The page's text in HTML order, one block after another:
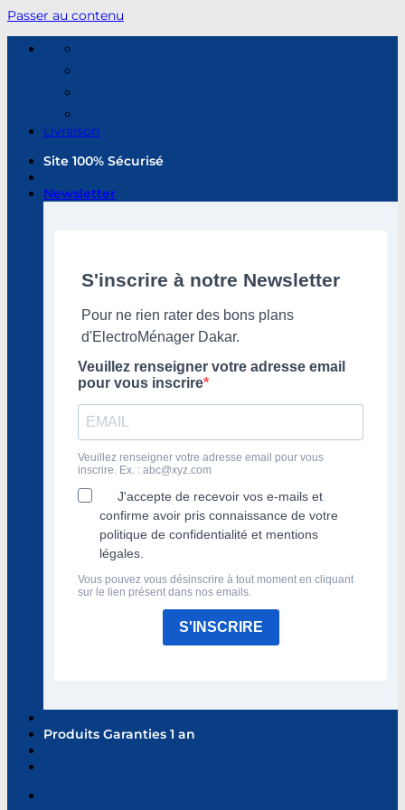
Passer au contenu
Livraison
Site 100% Sécurisé
Newsletter
S'inscrire à notre Newsletter
Pour ne rien rater des bons plans
d'ElectroMénager Dakar.
Veuillez renseigner votre adresse email
pour vous inscrire
Veuillez renseigner votre adresse email pour vous
inscrire. Ex. : abc@xyz.com
J'accepte de recevoir vos e-mails et
confirme avoir pris connaissance de votre
politique de confidentialité et mentions
légales.
Vous pouvez vous désinscrire à tout moment en cliquant
sur le lien présent dans nos emails.
S'INSCRIRE
Produits Garanties 1 an